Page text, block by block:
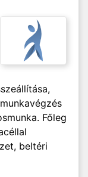
Főleg
beltéri